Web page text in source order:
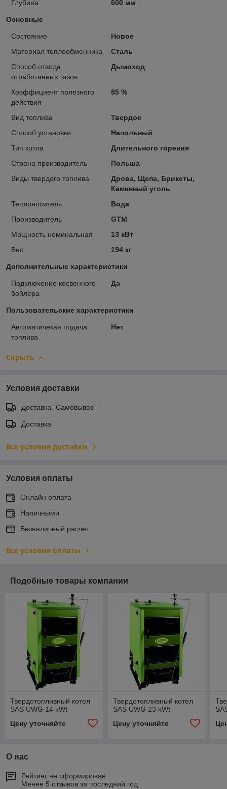
Глубина 600 мм
Основные
Состояние
Новое
Материал теплообменника
Сталь
Способ отвода
отработанных газов
Дымоход
Коэффициент полезного
действия
85 %
Вид топлива
Твердое
Способ установки
Напольный
Тип котла
Длительного горения
Страна производитель
Польша
Виды твердого топлива
Дрова, Щепа, Брикеты,
Каменный уголь
Теплоноситель
Вода
Производитель
GTM
Мощность номинальная
13 кВт
Вес
194 кг
Дополнительные характеристики
Подключение косвенного
бойлера
Да
Пользовательские характеристики
Автоматичекая подача
топлива
Нет
Скрыть
Условия доставки
Доставка "Самовывоз"
Доставка
Все условия доставки
Условия оплаты
Онлайн оплата
Наличными
Безналичный расчет
Все условия оплаты
Подобные товары компании
Твердотопливный котел
SAS UWG 14 kWt
Цену уточняйте
Твердотопливный котел
SAS UWG 23 kWt
Цену уточняйте
О нас
Рейтинг не сформирован
Менее 5 отзывов за последний год